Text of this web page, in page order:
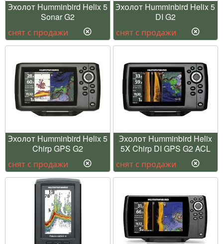
Эхолот Humminbird Helix 5
Sonar G2
снят с продажи
Эхолот Humminbird Helix 5
DI G2
снят с продажи
Эхолот Humminbird Helix 5
Chirp GPS G2
снят с продажи
Эхолот Humminbird Helix
5X Chirp DI GPS G2 ACL
снят с продажи